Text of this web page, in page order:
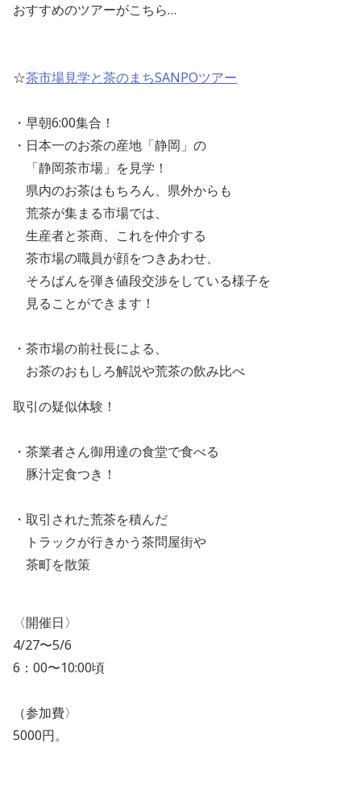
おすすめのツアーがこちら…
☆茶市場見学と茶のまちSANPOツアー
・早朝6:00集合！
・日本一のお茶の産地「静岡」の
「静岡茶市場」を見学！
県内のお茶はもちろん、県外からも
荒茶が集まる市場では、
生産者と茶商、これを仲介する
茶市場の職員が顔をつきあわせ、
そろばんを弾き値段交渉をしている様子を
見ることができます！
・茶市場の前社長による、
お茶のおもしろ解説や荒茶の飲み比べ
取引の疑似体験！
・茶業者さん御用達の食堂で食べる
豚汁定食つき！
・取引された荒茶を積んだ
トラックが行きかう茶問屋街や
茶町を散策
〈開催日〉
4/27〜5/6
6：00〜10:00頃
（参加費〉
5000円。